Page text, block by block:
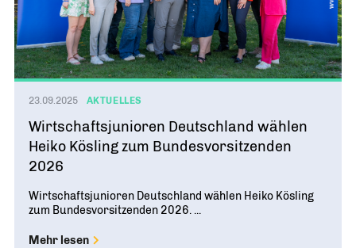
23.09.2025 AKTUELLES
Wirtschaftsjunioren Deutschland wählen
Heiko Kösling zum Bundesvorsitzenden
2026
Wirtschaftsjunioren Deutschland wählen Heiko Kösling
zum Bundesvorsitzenden 2026. ...
Mehr lesen